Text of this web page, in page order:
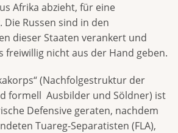
Afrika abzieht, für eine
Russen sind in den
dieser Staaten verankert und
freiwillig nicht aus der Hand geben.
(Nachfolgestruktur der
formell Ausbilder und Söldner) ist
Defensive geraten, nachdem
Tuareg-Separatisten (FLA),